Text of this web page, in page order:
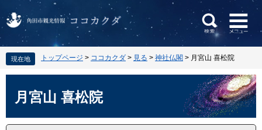
ペ
ー
ジ
で
メ
ニ
ュ
ば
現在地 トップページ > ココカクダ > 見る > 神社仏閣 > 月宮山 喜松院
月宮山 喜松院